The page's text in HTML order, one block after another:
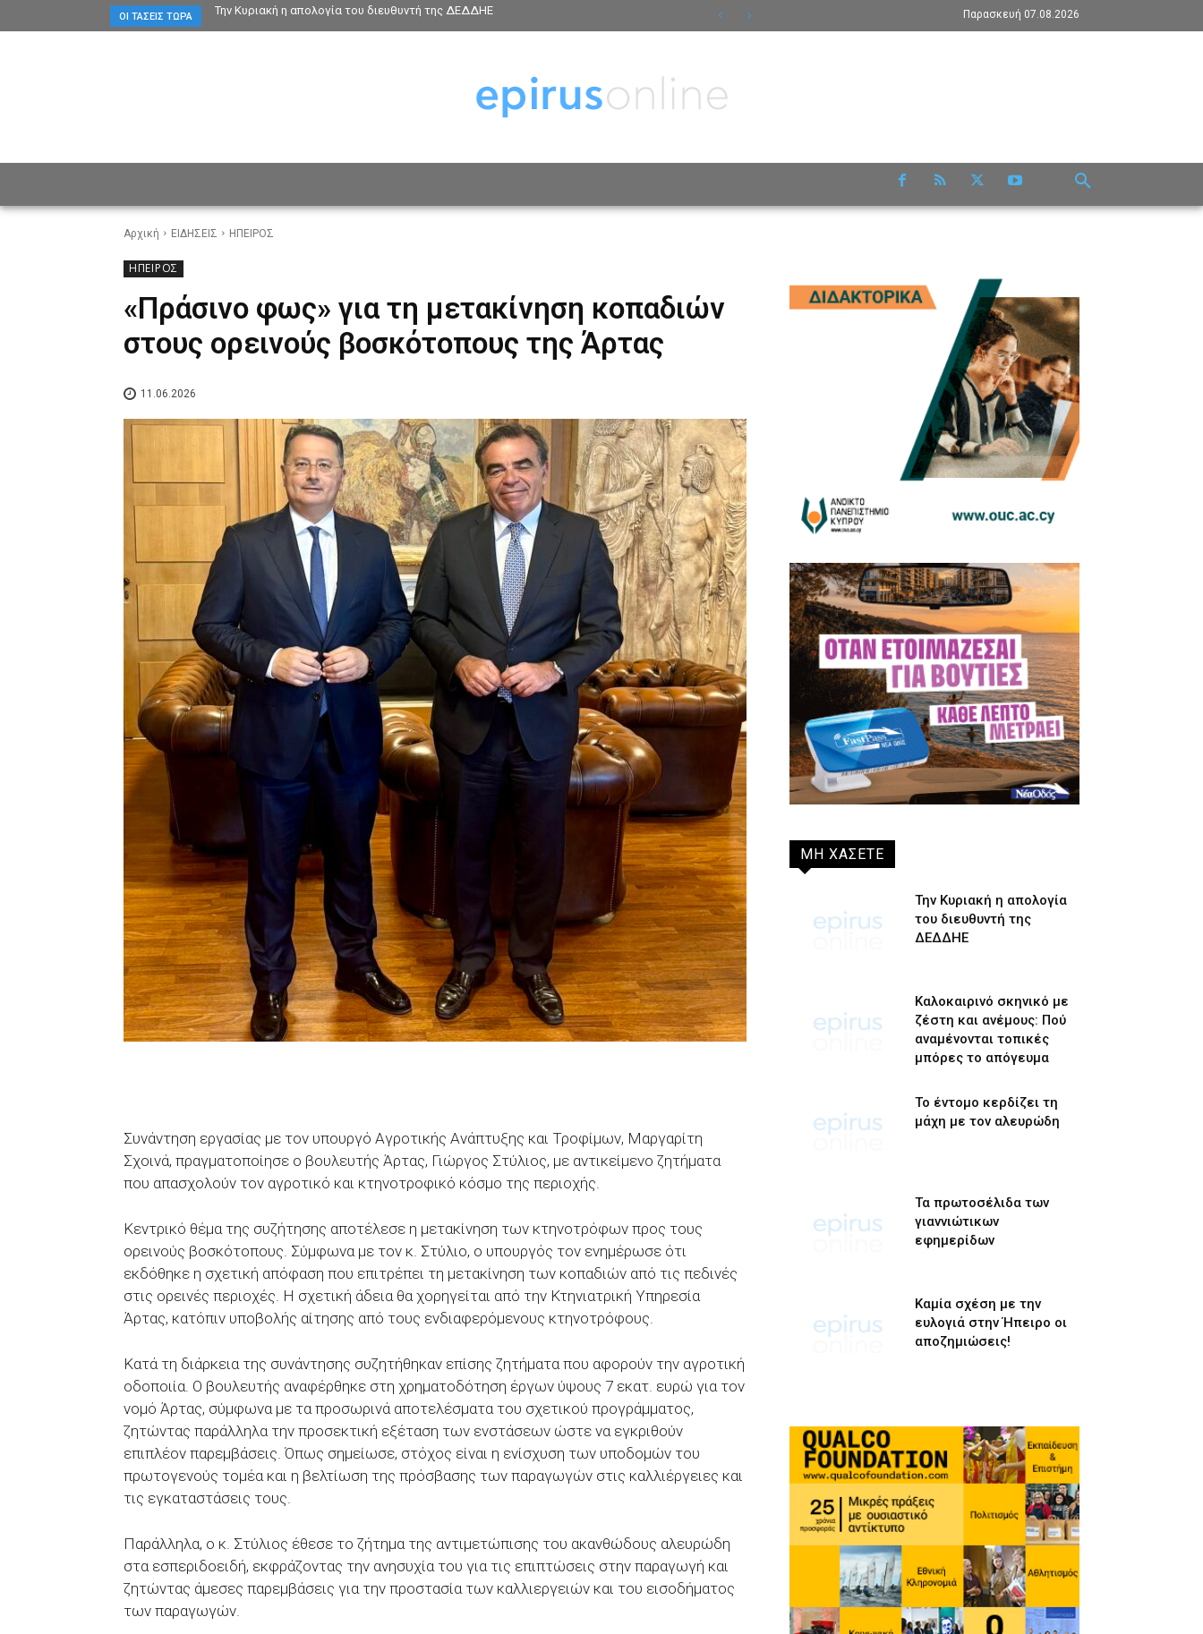
ΟΙ ΤΆΣΕΙΣ ΤΏΡΑ Την Κυριακή η απολογία του διευθυντή της ΔΕΔΔΗΕ Παρασκευή 07.08.2026
Αρχική ΕΙΔΗΣΕΙΣ ΗΠΕΙΡΟΣ
ΗΠΕΙΡΟΣ
«Πράσινο φως» για τη μετακίνηση κοπαδιών
στους ορεινούς βοσκότοπους της Άρτας
11.06.2026
Συνάντηση εργασίας με τον υπουργό Αγροτικής Ανάπτυξης και Τροφίμων, Μαργαρίτη
Σχοινά, πραγματοποίησε ο βουλευτής Άρτας, Γιώργος Στύλιος, με αντικείμενο ζητήματα
που απασχολούν τον αγροτικό και κτηνοτροφικό κόσμο της περιοχής.
Κεντρικό θέμα της συζήτησης αποτέλεσε η μετακίνηση των κτηνοτρόφων προς τους
ορεινούς βοσκότοπους. Σύμφωνα με τον κ. Στύλιο, ο υπουργός τον ενημέρωσε ότι
εκδόθηκε η σχετική απόφαση που επιτρέπει τη μετακίνηση των κοπαδιών από τις πεδινές
στις ορεινές περιοχές. Η σχετική άδεια θα χορηγείται από την Κτηνιατρική Υπηρεσία
Άρτας, κατόπιν υποβολής αίτησης από τους ενδιαφερόμενους κτηνοτρόφους.
Κατά τη διάρκεια της συνάντησης συζητήθηκαν επίσης ζητήματα που αφορούν την αγροτική
οδοποιία. Ο βουλευτής αναφέρθηκε στη χρηματοδότηση έργων ύψους 7 εκατ. ευρώ για τον
νομό Άρτας, σύμφωνα με τα προσωρινά αποτελέσματα του σχετικού προγράμματος,
ζητώντας παράλληλα την προσεκτική εξέταση των ενστάσεων ώστε να εγκριθούν
επιπλέον παρεμβάσεις. Όπως σημείωσε, στόχος είναι η ενίσχυση των υποδομών του
πρωτογενούς τομέα και η βελτίωση της πρόσβασης των παραγωγών στις καλλιέργειες και
τις εγκαταστάσεις τους.
Παράλληλα, ο κ. Στύλιος έθεσε το ζήτημα της αντιμετώπισης του ακανθώδους αλευρώδη
στα εσπεριδοειδή, εκφράζοντας την ανησυχία του για τις επιπτώσεις στην παραγωγή και
ζητώντας άμεσες παρεμβάσεις για την προστασία των καλλιεργειών και του εισοδήματος
των παραγωγών.
ΜΗ ΧΑΣΕΤΕ
Την Κυριακή η απολογία
του διευθυντή της
ΔΕΔΔΗΕ
Καλοκαιρινό σκηνικό με
ζέστη και ανέμους: Πού
αναμένονται τοπικές
μπόρες το απόγευμα
Το έντομο κερδίζει τη
μάχη με τον αλευρώδη
Τα πρωτοσέλιδα των
γιαννιώτικων
εφημερίδων
Καμία σχέση με την
ευλογιά στην Ήπειρο οι
αποζημιώσεις!